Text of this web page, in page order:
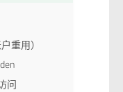
重用）
问